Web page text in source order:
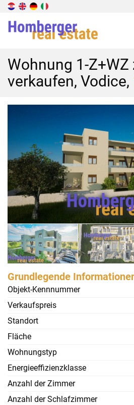
Wohnung 1-Z+WZ
verkaufen, Vodice,
Grundlegende
Objekt-Kennnummer
Verkaufspreis
Standort
Fläche
Wohnungstyp
Energieeffizienzklasse
Anzahl der Zimmer
Anzahl der Schlafzimmer